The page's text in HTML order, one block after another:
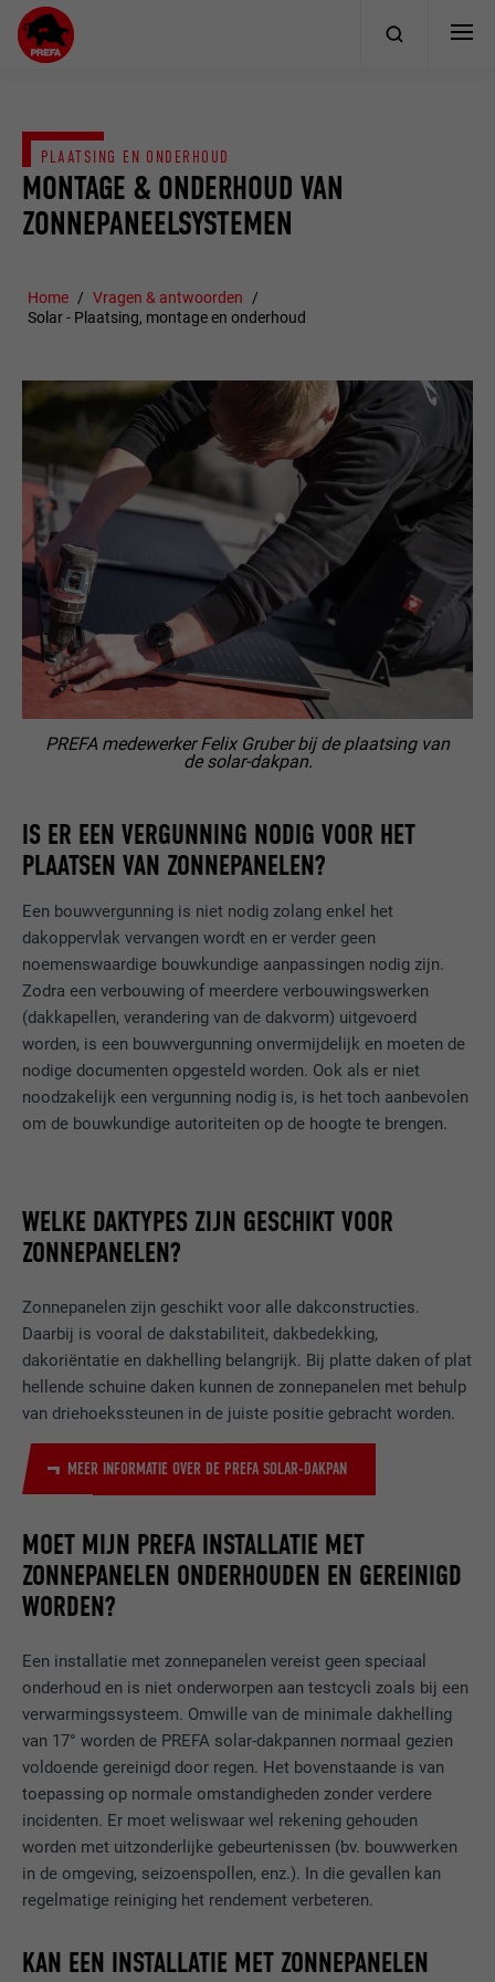
MONTAGE & ONDERHOUD VAN
ZONNEPANEELSYSTEMEN
PLAATSING EN ONDERHOUD
Home
Vragen & antwoorden
Solar - Plaatsing, montage en onderhoud
IS ER EEN VERGUNNING NODIG VOOR HET
PLAATSEN VAN ZONNEPANELEN?
Een bouwvergunning is niet nodig zolang enkel het
dakoppervlak vervangen wordt en er verder geen
noemenswaardige bouwkundige aanpassingen nodig zijn.
Zodra een verbouwing of meerdere verbouwingswerken
(dakkapellen, verandering van de dakvorm) uitgevoerd
worden, is een bouwvergunning onvermijdelijk en moeten de
nodige documenten opgesteld worden. Ook als er niet
noodzakelijk een vergunning nodig is, is het toch aanbevolen
om de bouwkundige autoriteiten op de hoogte te brengen.
PREFA medewerker Felix Gruber bij de plaatsing van
de solar-dakpan.
WELKE DAKTYPES ZIJN GESCHIKT VOOR
ZONNEPANELEN?
Zonnepanelen zijn geschikt voor alle dakconstructies.
Daarbij is vooral de dakstabiliteit, dakbedekking,
dakoriëntatie en dakhelling belangrijk. Bij platte daken of plat
hellende schuine daken kunnen de zonnepanelen met behulp
van driehoekssteunen in de juiste positie gebracht worden.
MEER INFORMATIE OVER DE PREFA SOLAR-DAKPAN
MOET MIJN PREFA INSTALLATIE MET
ZONNEPANELEN ONDERHOUDEN EN GEREINIGD
WORDEN?
Een installatie met zonnepanelen vereist geen speciaal
onderhoud en is niet onderworpen aan testcycli zoals bij een
verwarmingssysteem. Omwille van de minimale dakhelling
van 17° worden de PREFA solar-dakpannen normaal gezien
voldoende gereinigd door regen. Het bovenstaande is van
toepassing op normale omstandigheden zonder verdere
incidenten. Er moet weliswaar wel rekening gehouden
worden met uitzonderlijke gebeurtenissen (bv. bouwwerken
in de omgeving, seizoenspollen, enz.). In die gevallen kan
regelmatige reiniging het rendement verbeteren.
KAN EEN INSTALLATIE MET ZONNEPANELEN